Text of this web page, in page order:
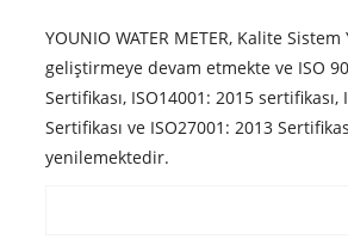
YOUNIO WATER METER, Kalite
geliştirmeye devam etmekte ve ISO
Sertifikası, ISO14001: 2015 sertifikası,
Sertifikası ve ISO27001: 2013
yenilemektedir.